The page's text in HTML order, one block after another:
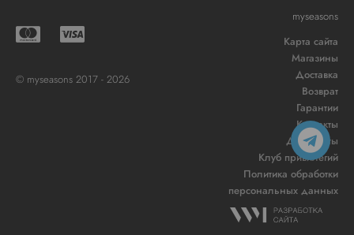
© myseasons 2017 - 2026
myseasons
Карта сайта
Магазины
Доставка
Возврат
Гарантии
Контакты
Документы
Клуб привилегий
Политика обработки
персональных данных